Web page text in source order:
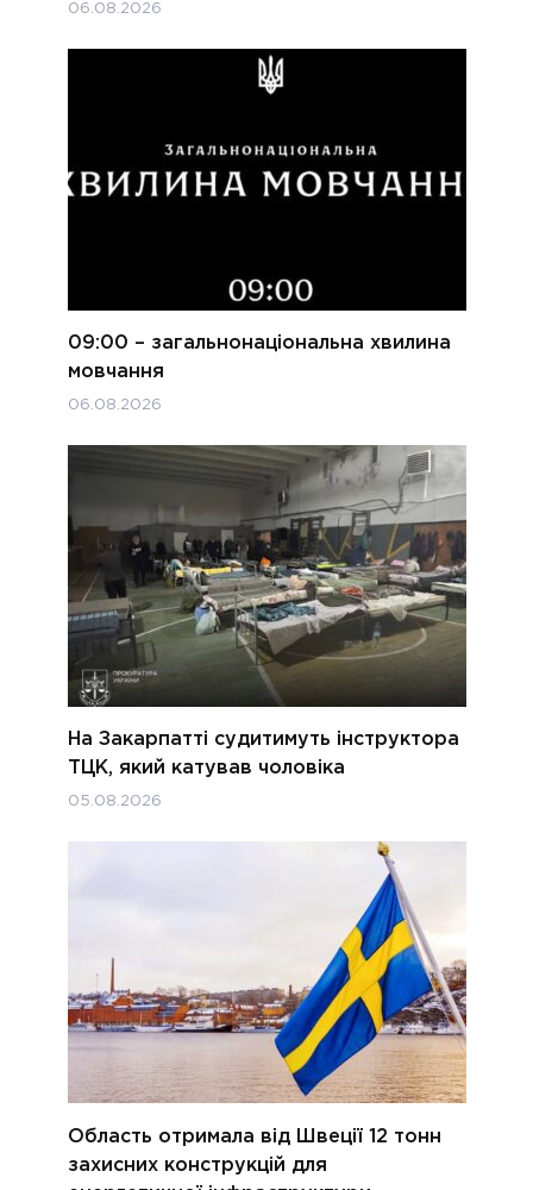
06.08.2026
09:00 – загальнонаціональна хвилина
мовчання
06.08.2026
На Закарпатті судитимуть інструктора
ТЦК, який катував чоловіка
05.08.2026
Область отримала від Швеції 12 тонн
захисних конструкцій для